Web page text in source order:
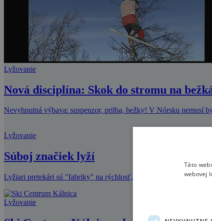
Lyžovanie
Nová disciplína: Skok do stromu na
Nevyhnutná výbava: suspenzor, prilba, bežky! V Nórsku nemusí
Lyžovanie
Súboj značiek lyží
Lyžiari pretekári sú "fabriky" na rýchlosť, ale ktorá z nich je
Lyžovanie
Táto
webovej